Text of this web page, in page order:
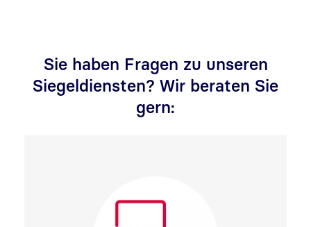
Sie haben Fragen zu unseren
Siegeldiensten? Wir beraten Sie
gern: